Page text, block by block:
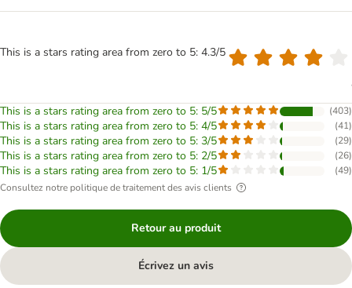
This is a stars rating area from zero to 5: 4.3/5
This is a stars rating area from zero to 5: 5/5 (403)
This is a stars rating area from zero to 5: 4/5 (41)
This is a stars rating area from zero to 5: 3/5 (29)
This is a stars rating area from zero to 5: 2/5 (26)
This is a stars rating area from zero to 5: 1/5 (49)
Consultez notre politique de traitement des avis clients
Retour au produit
Écrivez un avis